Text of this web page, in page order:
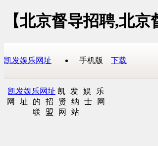
【北京督导招聘,北
凯发娱乐网址 手机版 下载
凯发娱乐网址 凯发娱乐
网址的招贤纳士网
联盟网站